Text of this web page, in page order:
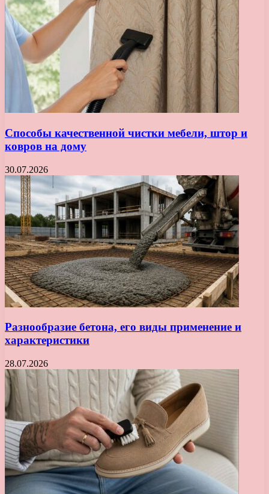
Способы качественной чистки мебели, штор и
ковров на дому
30.07.2026
Разнообразие бетона, его виды применение и
характеристики
28.07.2026